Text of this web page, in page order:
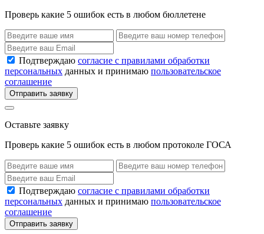
Проверь какие 5 ошибок есть в любом бюллетене
Подтверждаю согласие с правилами обработки
персональных данных и принимаю пользовательское
соглашение
Отправить заявку
Оставьте заявку
Проверь какие 5 ошибок есть в любом протоколе ГОСА
Подтверждаю согласие с правилами обработки
персональных данных и принимаю пользовательское
соглашение
Отправить заявку